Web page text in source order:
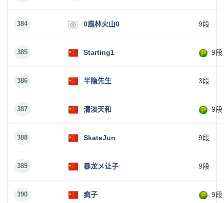
384 0風林火山0 9段
385 Starting1 9段
386 半隐先生 3段
387 清淡天和 9段
388 SkateJun 9段
389 暴龙メ让子 9段
390 疯子 9段